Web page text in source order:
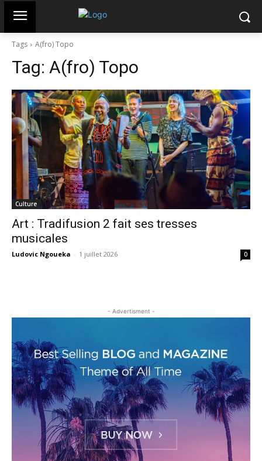
Tags A(fro) Topo
Tag: A(fro) Topo
Culture
Art : Tradifusion 2 fait ses tresses
musicales
Ludovic Ngoueka - 1 juillet 2026 0
- Advertisment -